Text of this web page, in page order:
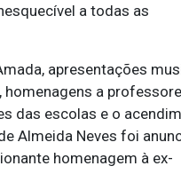
a todas as
apresentações
homenagens a
das escolas e o
Almeida Neves foi
homenagem à ex-